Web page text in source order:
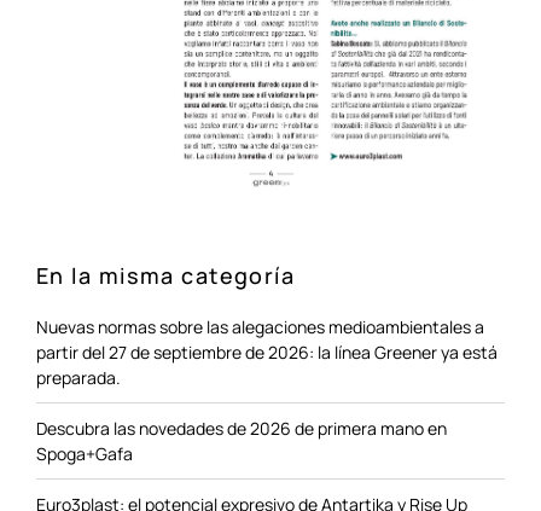
En la misma categoría
Nuevas normas sobre las alegaciones medioambientales a
partir del 27 de septiembre de 2026: la línea Greener ya está
preparada.
Descubra las novedades de 2026 de primera mano en
Spoga+Gafa
Euro3plast: el potencial expresivo de Antartika y Rise Up